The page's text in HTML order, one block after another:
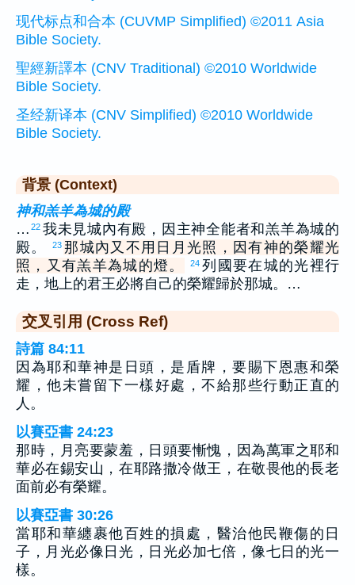
现代标点和合本 (CUVMP Simplified) ©2011 Asia
Bible Society.
聖經新譯本 (CNV Traditional) ©2010 Worldwide
Bible Society.
圣经新译本 (CNV Simplified) ©2010 Worldwide
Bible Society.
背景 (Context)
神和羔羊為城的殿
… 22 我未見城內有殿，因主神全能者和羔羊為城的
殿。
23 那城內又不用日月光照，因有神的榮耀光
照，又有羔羊為城的燈。
24 列國要在城的光裡行
走，地上的君王必將自己的榮耀歸於那城。…
交叉引用 (Cross Ref)
詩篇 84:11
因為耶和華神是日頭，是盾牌，要賜下恩惠和榮
耀，他未嘗留下一樣好處，不給那些行動正直的
人。
以賽亞書 24:23
那時，月亮要蒙羞，日頭要慚愧，因為萬軍之耶和
華必在錫安山，在耶路撒冷做王，在敬畏他的長老
面前必有榮耀。
以賽亞書 30:26
當耶和華纏裹他百姓的損處，醫治他民鞭傷的日
子，月光必像日光，日光必加七倍，像七日的光一
樣。